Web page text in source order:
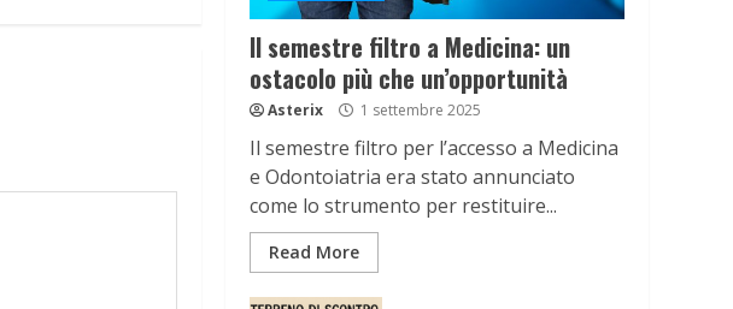
Il semestre filtro a Medicina: un
ostacolo più che un’opportunità
Asterix 1 settembre 2025
Il semestre filtro per l’accesso a Medicina
e Odontoiatria era stato annunciato
come lo strumento per restituire...
Read More